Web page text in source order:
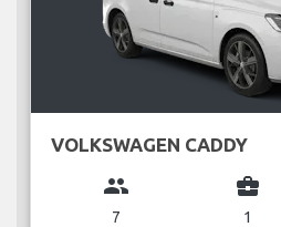
VOLKSWAGEN CADDY
group
7
business_center
1